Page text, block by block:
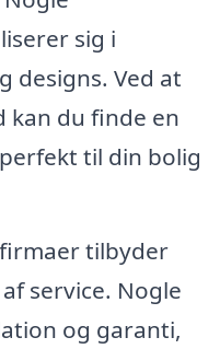
sig i
designs. Ved at
kan du finde en
til din bolig
tilbyder
service. Nogle
og garanti,